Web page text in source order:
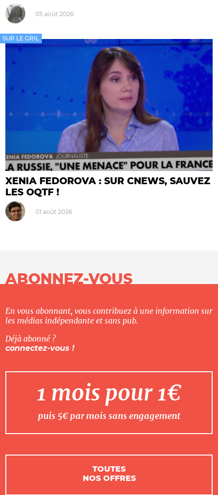
05 août 2026
SUR LE GRIL
XENIA FEDOROVA : SUR CNEWS, SAUVEZ
LES OQTF !
01 août 2026
ABONNEZ-VOUS
En vous abonnant, vous contribuez à une information sur
les médias indépendante et sans pub.
Déjà abonné ?
connectez-vous !
1 mois pour 1€
puis 5€ par mois sans engagement
TOUTES
NOS OFFRES